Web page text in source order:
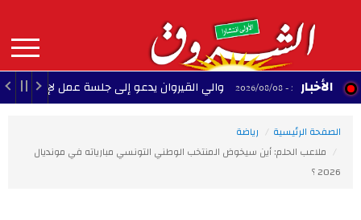
contenu
principal
MAIN
NAVIGATION الأخبار 22:35 - 2026/08/08 والي القيروان يدعو إلى جلسة عمل لإنقاذ الشبيبة
الصفحة الرئيسية
رياضة
ملاعب الحلم: أين سيخوض المنتخب الوطني التونسي مبارياته في مونديال
2026 ؟